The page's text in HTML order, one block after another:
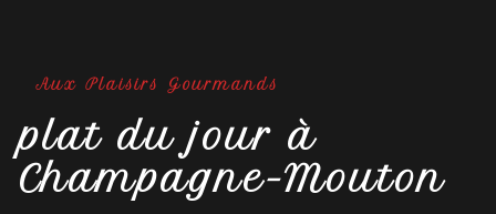
Aux Plaisirs Gourmands
plat du jour à
Champagne-Mouton